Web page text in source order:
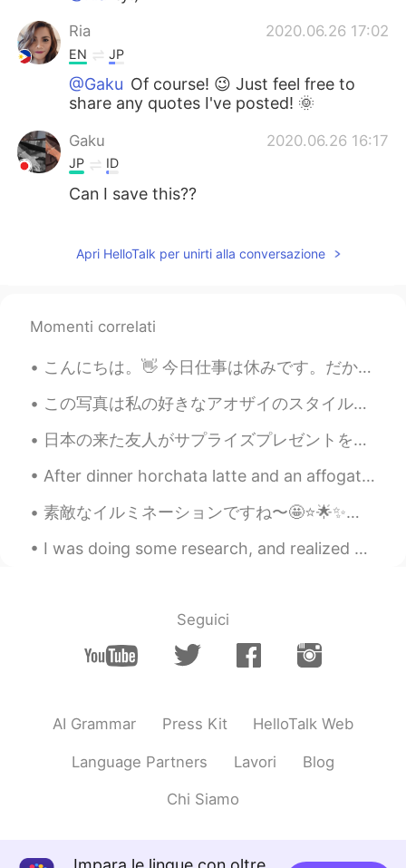
Ria 2020.06.26 17:02
EN JP
@Gaku Of course! 😉 Just feel free to
share any quotes I've posted! 🌞
Gaku 2020.06.26 16:17
JP ID
Can I save this??
EN JP
嬉しいです! いつもありがとうございます!
Emi 2020.06.25 04:32
JP ENESSV
すごくいい言葉頑張らなくちゃ
Apri HelloTalk per unirti alla conversazione
Momenti correlati
こんにちは。👋 今日仕事は休みです。だから、有名な喫茶店に行きました。"Betty's"です。👌 写真を撮りました。見てください。 アフタヌーンティーです。サンドイッチとスコーンとケーキです。😄...
この写真は私の好きなアオザイのスタイルです。このベトナムの伝統的な服はズボンとロングドレスを一緒に着るものです。通常はシルクで作られていますが、現在ではさまざまな繊維が使われ、袖やドレスの長さの...
日本の来た友人がサプライズプレゼントを送ってくれたついにミッキーハンバーガーバッグを持っています! 🍔😱 A friend I met on HelloTalk sent me some su...
After dinner horchata latte and an affogato to go from The Foxy Loxy cafe in mid-town historic do...
素敵なイルミネーションですね〜🤩⭐️🌟✨池袋駅の西口の近くにあります。😊🏙 It’s a great illumination! It’s near the west exit of Ikeb...
I was doing some research, and realized how naïve I’ve been. I thought maybe I could live in Japa...
Seguici
AI Grammar Press Kit HelloTalk Web
Language Partners Lavori Blog
Chi Siamo